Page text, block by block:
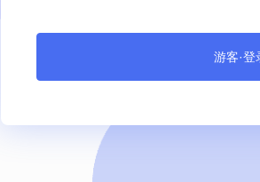
游客·登